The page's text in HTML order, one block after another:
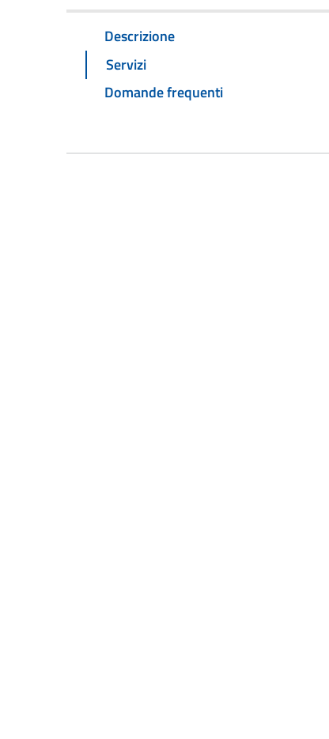
Descrizione
Servizi
Domande frequenti